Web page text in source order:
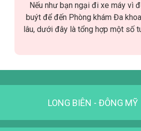
Nếu như bạn ngại đi xe máy vì
buýt để đến Phòng khám Đa
lâu, dưới đây là tổng hợp một số
LONG BIÊN - ĐÔNG MỸ